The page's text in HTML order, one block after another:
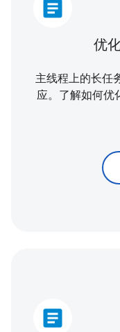
article
优
主线程上的长任
应。了解如何优
article